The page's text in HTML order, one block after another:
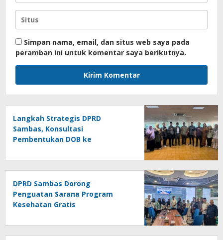
Simpan nama, email, dan situs web saya pada
peramban ini untuk komentar saya berikutnya.
Langkah Strategis DPRD
Sambas, Konsultasi
Pembentukan DOB ke
DPRD Sambas Dorong
Penguatan Sarana Program
Kesehatan Gratis